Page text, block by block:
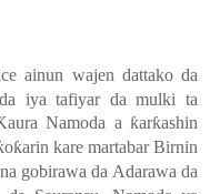
ainun wajen dattako da
iya tafiyar da mulki ta
aura Namoda a ƙarƙashin
oƙarin kare martabar Birnin
gobirawa da Adarawa da